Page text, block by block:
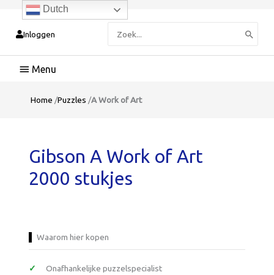
Inloggen
naar:
Hoofdmenu
Home /Puzzles /A Work of Art
Gibson A Work of Art
2000 stukjes
Waarom hier kopen
Onafhankelijke puzzelspecialist
Dutch